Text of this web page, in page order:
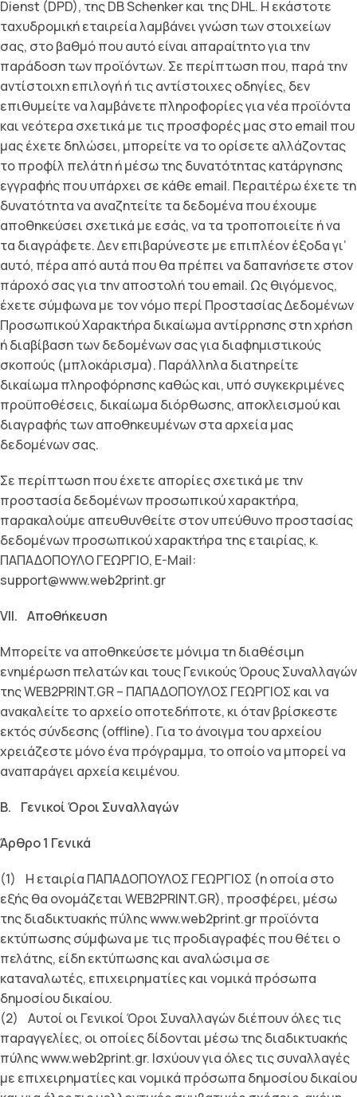
Dienst (DPD), της DB Schenker και της DHL. Η εκάστοτε
ταχυδροµική εταιρεία λαµβάνει γνώση των στοιχείων
σας, στο βαθµό που αυτό είναι απαραίτητο για την
παράδοση των προϊόντων. Σε περίπτωση που, παρά την
αντίστοιχη επιλογή ή τις αντίστοιχες οδηγίες, δεν
επιθυµείτε να λαµβάνετε πληροφορίες για νέα προϊόντα
και νεότερα σχετικά µε τις προσφορές µας στο email που
µας έχετε δηλώσει, µπορείτε να το ορίσετε αλλάζοντας
το προφίλ πελάτη ή µέσω της δυνατότητας κατάργησης
εγγραφής που υπάρχει σε κάθε email. Περαιτέρω έχετε τη
δυνατότητα να αναζητείτε τα δεδοµένα που έχουµε
αποθηκεύσει σχετικά µε εσάς, να τα τροποποιείτε ή να
τα διαγράφετε. ∆εν επιβαρύνεστε µε επιπλέον έξοδα γι’
αυτό, πέρα από αυτά που θα πρέπει να δαπανήσετε στον
πάροχό σας για την αποστολή του email. Ως θιγόµενος,
έχετε σύµφωνα µε τον νόµο περί Προστασίας ∆εδοµένων
Προσωπικού Χαρακτήρα δικαίωµα αντίρρησης στη χρήση
ή διαβίβαση των δεδοµένων σας για διαφηµιστικούς
σκοπούς (µπλοκάρισµα). Παράλληλα διατηρείτε
δικαίωµα πληροφόρησης καθώς και, υπό συγκεκριµένες
προϋποθέσεις, δικαίωµα διόρθωσης, αποκλεισµού και
διαγραφής των αποθηκευµένων στα αρχεία µας
δεδοµένων σας.
Σε περίπτωση που έχετε απορίες σχετικά µε την
προστασία δεδοµένων προσωπικού χαρακτήρα,
παρακαλούµε απευθυνθείτε στον υπεύθυνο προστασίας
δεδοµένων προσωπικού χαρακτήρα της εταιρίας, κ.
ΠΑΠΑΔΟΠΟΥΛΟ ΓΕΩΡΓΙΟ, E-Mail:
support@www.web2print.gr
VII. Αποθήκευση
Μπορείτε να αποθηκεύσετε µόνιµα τη διαθέσιµη
ενηµέρωση πελατών και τους Γενικούς Όρους Συναλλαγών
της WEB2PRINT.GR – ΠΑΠΑΔΟΠΟΥΛΟΣ ΓΕΩΡΓΙΟΣ και να
ανακαλείτε το αρχείο οποτεδήποτε, κι όταν βρίσκεστε
εκτός σύνδεσης (offline). Για το άνοιγµα του αρχείου
χρειάζεστε µόνο ένα πρόγραµµα, το οποίο να µπορεί να
αναπαράγει αρχεία κειµένου.
B. Γενικοί Όροι Συναλλαγών
Άρθρο 1 Γενικά
(1) Η εταιρία ΠΑΠΑΔΟΠΟΥΛΟΣ ΓΕΩΡΓΙΟΣ (η οποία στο
εξής θα ονοµάζεται WEB2PRINT.GR), προσφέρει, µέσω
της διαδικτυακής πύλης www.web2print.gr προϊόντα
εκτύπωσης σύµφωνα µε τις προδιαγραφές που θέτει ο
πελάτης, είδη εκτύπωσης και αναλώσιµα σε
καταναλωτές, επιχειρηµατίες και νοµικά πρόσωπα
δηµοσίου δικαίου.
(2) Αυτοί οι Γενικοί Όροι Συναλλαγών διέπουν όλες τις
παραγγελίες, οι οποίες δίδονται µέσω της διαδικτυακής
πύλης www.web2print.gr. Ισχύουν για όλες τις συναλλαγές
µε επιχειρηµατίες και νοµικά πρόσωπα δηµοσίου δικαίου